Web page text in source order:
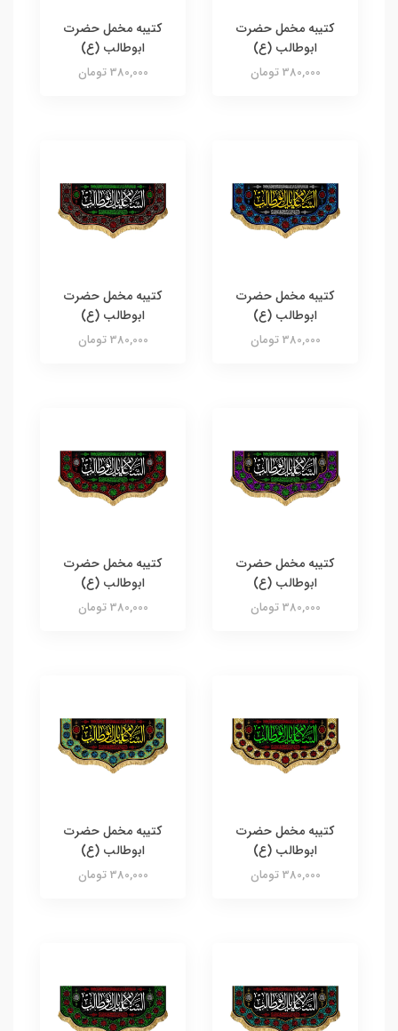
کتیبه مخمل حضرت
ابوطالب (ع)
380,000 تومان
کتیبه مخمل حضرت
ابوطالب (ع)
380,000 تومان
کتیبه مخمل حضرت
ابوطالب (ع)
380,000 تومان
کتیبه مخمل حضرت
ابوطالب (ع)
380,000 تومان
کتیبه مخمل حضرت
ابوطالب (ع)
380,000 تومان
کتیبه مخمل حضرت
ابوطالب (ع)
380,000 تومان
کتیبه مخمل حضرت
ابوطالب (ع)
380,000 تومان
کتیبه مخمل حضرت
ابوطالب (ع)
380,000 تومان